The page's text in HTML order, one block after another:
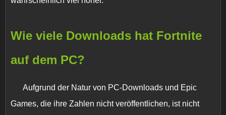
Wie viele Downloads hat Fortnite
auf dem PC?
Aufgrund der Natur von PC-Downloads und Epic
Games, die ihre Zahlen nicht veröffentlichen, ist nicht